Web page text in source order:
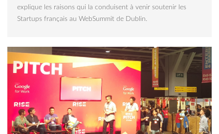
explique les raisons qui la conduisent à venir soutenir les
Startups français au WebSummit de Dublin.
riseconf-picth-hk3.png